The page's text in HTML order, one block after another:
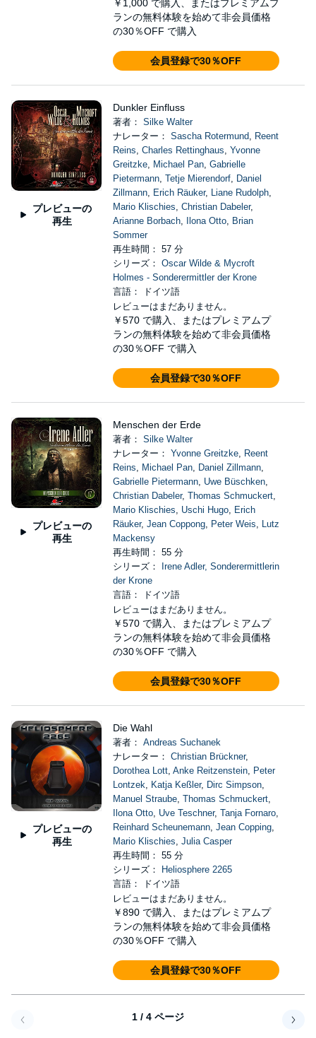
￥1,000 で購入、またはプレミアムプ
ランの無料体験を始めて非会員価格
の30％OFF で購入
会員登録で30％OFF
プレビューの
再生
Dunkler Einfluss
著者： Silke Walter
ナレーター： Sascha Rotermund, Reent
Reins, Charles Rettinghaus, Yvonne
Greitzke, Michael Pan, Gabrielle
Pietermann, Tetje Mierendorf, Daniel
Zillmann, Erich Räuker, Liane Rudolph,
Mario Klischies, Christian Dabeler,
Arianne Borbach, Ilona Otto, Brian
Sommer
再生時間： 57 分
シリーズ： Oscar Wilde & Mycroft
Holmes - Sonderermittler der Krone
言語： ドイツ語
レビューはまだありません。
￥570 で購入、またはプレミアムプ
ランの無料体験を始めて非会員価格
の30％OFF で購入
会員登録で30％OFF
プレビューの
再生
Menschen der Erde
著者： Silke Walter
ナレーター： Yvonne Greitzke, Reent
Reins, Michael Pan, Daniel Zillmann,
Gabrielle Pietermann, Uwe Büschken,
Christian Dabeler, Thomas Schmuckert,
Mario Klischies, Uschi Hugo, Erich
Räuker, Jean Coppong, Peter Weis, Lutz
Mackensy
再生時間： 55 分
シリーズ：
Irene Adler, Sonderermittlerin
der Krone
言語： ドイツ語
レビューはまだありません。
￥570 で購入、またはプレミアムプ
ランの無料体験を始めて非会員価格
の30％OFF で購入
会員登録で30％OFF
プレビューの
再生
Die Wahl
著者： Andreas Suchanek
ナレーター： Christian Brückner,
Dorothea Lott, Anke Reitzenstein, Peter
Lontzek, Katja Keßler, Dirc Simpson,
Manuel Straube, Thomas Schmuckert,
Ilona Otto, Uve Teschner, Tanja Fornaro,
Reinhard Scheunemann, Jean Copping,
Mario Klischies, Julia Casper
再生時間： 55 分
シリーズ：
Heliosphere 2265
言語： ドイツ語
レビューはまだありません。
￥890 で購入、またはプレミアムプ
ランの無料体験を始めて非会員価格
の30％OFF で購入
会員登録で30％OFF
1 / 4 ページ